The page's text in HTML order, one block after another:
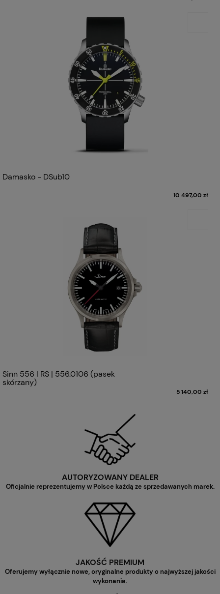
Damasko - DSub10
10 497,00 zł
Sinn 556 I RS | 556.0106 (pasek
skórzany)
5 140,00 zł
AUTORYZOWANY DEALER
Oficjalnie reprezentujemy w Polsce każdą ze sprzedawanych marek.
JAKOŚĆ PREMIUM
Oferujemy wyłącznie nowe, oryginalne produkty o najwyższej jakości
wykonania.